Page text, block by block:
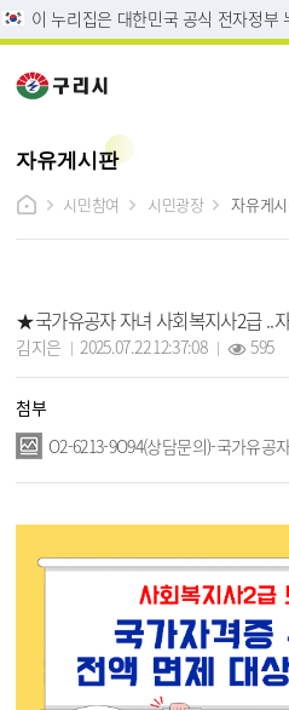
이 누리집은 대한민국 공식 전자정부
자유게시판
시민참여
시민광장 자유게
★국가유공자 자녀 사회복지사2급 ..
김지은 2025.07.22 12:37:08 595
첨부
O2-6213-9O94(상담문의)-국가유공